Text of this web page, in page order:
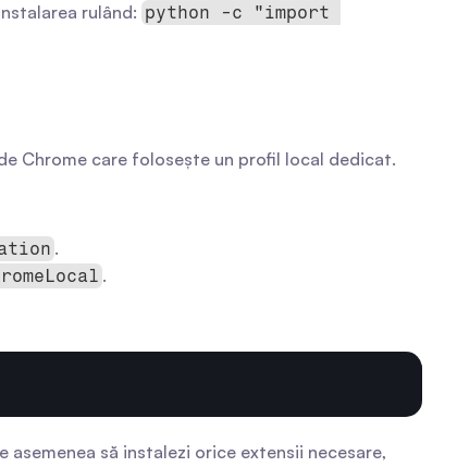
rulând: python -c "import
Chrome care folosește un profil local dedicat.
.
.
să instalezi orice extensii necesare,